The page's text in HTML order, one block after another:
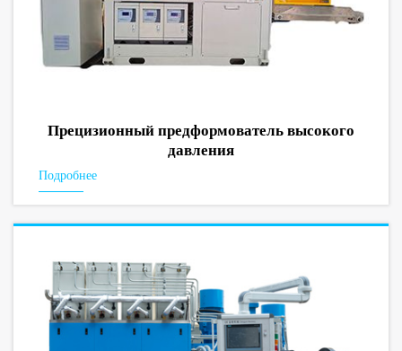
Прецизионный предформователь высокого
давления
Подробнее